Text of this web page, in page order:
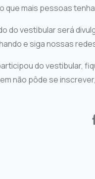
que mais pessoas
do vestibular será
e siga nossas
do vestibular,
não pôde se